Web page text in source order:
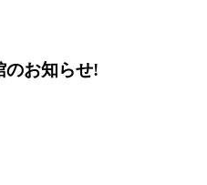
のお知らせ!